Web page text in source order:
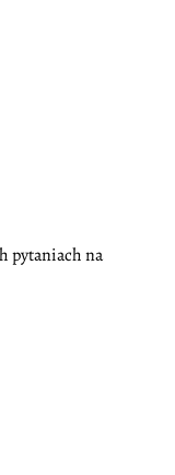
pytaniach na